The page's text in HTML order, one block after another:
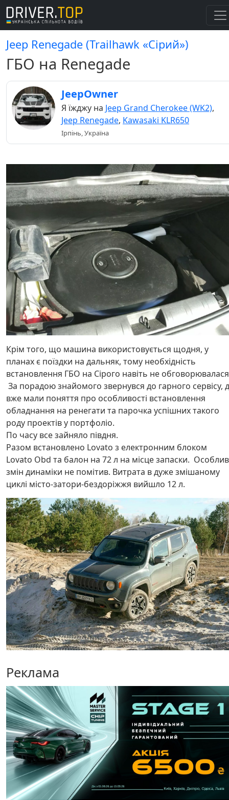
Jeep Renegade (Trailhawk «Сірий»)
ГБО на Renegade
JeepOwner
Я їжджу на Jeep Grand Cherokee (WK2),
Jeep Renegade, Kawasaki KLR650
Ірпінь, Україна
Крім того, що машина використовується щодня, у
планах є поїздки на дальняк, тому необхідність
встановлення ГБО на Сірого навіть не
За порадою знайомого звернувся до гарного сервісу,
вже мали поняття про особливості встановлення
обладнання на ренегати та парочка успішних такого
роду проектів у портфоліо.
По часу все зайняло півдня.
Разом встановлено Lovato з електронним блоком
Lovato Obd та балон на 72 л на місце запаски.
змін динаміки не помітив. Витрата в дуже змішаному
циклі місто-затори-бездоріжжя вийшло 12 л.
Реклама